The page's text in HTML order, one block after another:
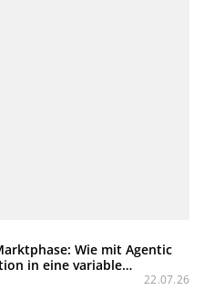
Wie mit Agentic
in eine variable
kann
22.07.26